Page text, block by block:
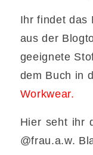
Ihr findet das
aus der
geeignete
dem Buch in
Workwear.
Hier seht ihr
@frau.a.w.